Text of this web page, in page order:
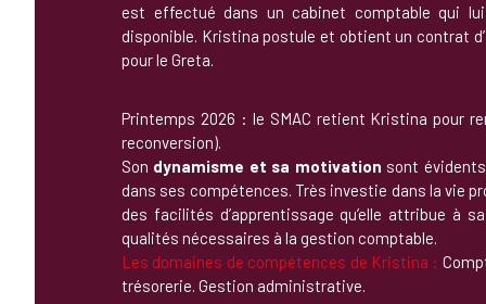
est effectué dans un cabinet comptable qui
disponible. Kristina postule et obtient un contrat
pour le Greta.
Printemps 2026 : le SMAC retient Kristina pour
reconversion).
Son dynamisme et sa motivation sont
dans ses compétences. Très investie dans la vie
des facilités d’apprentissage qu’elle attribue à
qualités nécessaires à la gestion comptable.
Les domaines de compétences de Kristina :
trésorerie. Gestion administrative.